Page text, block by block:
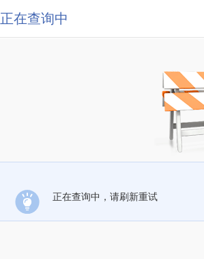
正在查询中
正在查询中，请刷新重试